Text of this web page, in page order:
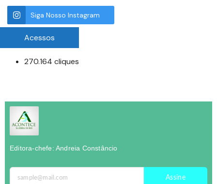
Siga Nosso Instagram
Acessos
270.164 cliques
Editora-chefe: Andreia Constâncio
Assine